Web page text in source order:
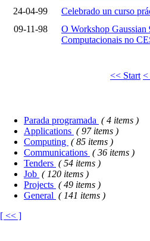
24-04-99
Celebrado un curso
09-11-98
O Workshop Gaussian
Computacionais no
<< Start <
Parada programada ( 4 items )
Applications ( 97 items )
Computing ( 85 items )
Communications ( 36 items )
Tenders ( 54 items )
Job ( 120 items )
Projects ( 49 items )
General ( 141 items )
[ << ]